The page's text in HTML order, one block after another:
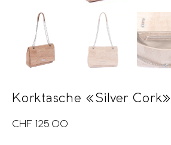
Korktasche «Silver Cork»
CHF 125.00